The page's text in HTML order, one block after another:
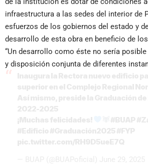
infraestructura a las sedes del interior de
esfuerzos de los gobiernos del estado y
desarrollo de esta obra en beneficio de
“Un desarrollo como éste no sería
y disposición conjunta de diferentes